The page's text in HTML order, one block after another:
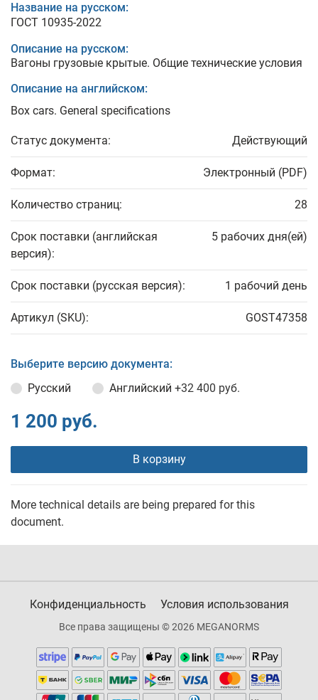
Название на русском:
ГОСТ 10935-2022
Описание на русском:
Вагоны грузовые крытые. Общие технические условия
Описание на английском:
Box cars. General specifications
Статус документа: Действующий
Формат: Электронный (PDF)
Количество страниц: 28
Срок поставки (английская
версия):
5 рабочих дня(ей)
Срок поставки (русская версия): 1 рабочий день
Артикул (SKU): GOST47358
Выберите версию документа:
Русский
Английский +32 400 руб.
1 200 руб.
В корзину
More technical details are being prepared for this
document.
Конфиденциальность Условия использования
Все права защищены © 2026 MEGANORMS